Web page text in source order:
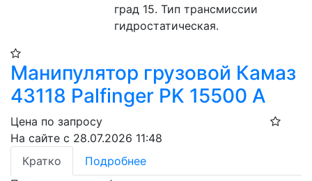
град 15. Тип трансмиссии
гидростатическая.
Манипулятор грузовой Камаз
43118 Palfinger PK 15500 A
Цена по запросу
На сайте с 28.07.2026 11:48
Кратко
Подробнее